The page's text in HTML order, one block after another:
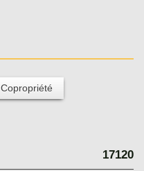
Copropriété
17120